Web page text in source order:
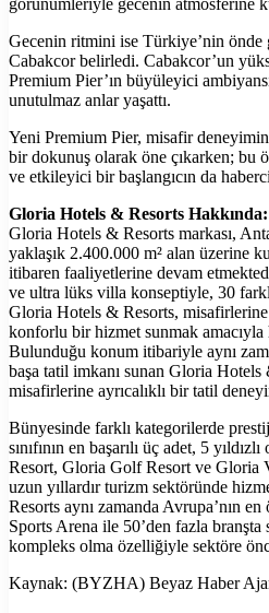
Gecenin ritmini ise Türkiye’nin önde
Cabakcor belirledi. Cabakcor’un
Premium Pier’ın büyüleyici
unutulmaz anlar yaşattı.
Yeni Premium Pier, misafir
bir dokunuş olarak öne çıkarken; bu
ve etkileyici bir başlangıcın da
Gloria Hotels & Resorts Hakkında:
Gloria Hotels & Resorts markası,
yaklaşık 2.400.000 m² alan üzerine
itibaren faaliyetlerine devam
ve ultra lüks villa konseptiyle, 30
Gloria Hotels & Resorts,
konforlu bir hizmet sunmak
Bulunduğu konum itibariyle aynı
başa tatil imkanı sunan Gloria Hotels
misafirlerine ayrıcalıklı bir tatil
Bünyesinde farklı kategorilerde
sınıfının en başarılı üç adet, 5
Resort, Gloria Golf Resort ve Gloria
uzun yıllardır turizm sektöründe
Resorts aynı zamanda Avrupa’nın
Sports Arena ile 50’den fazla branşta
kompleks olma özelliğiyle sektöre
Kaynak: (BYZHA) Beyaz Haber